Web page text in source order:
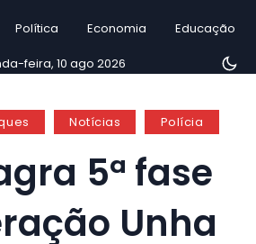
Política Economia Educação
feira, 10 ago 2026
Notícias Polícia
5ª fase
Unha